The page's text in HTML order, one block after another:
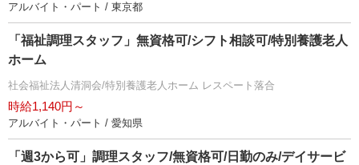
アルバイト・パート / 東京都
「福祉調理スタッフ」無資格可/シフト相談可/特別養護老人
ホーム
社会福祉法人清洞会/特別養護老人ホーム レスペート落合
時給1,140円～
アルバイト・パート / 愛知県
「週3から可」調理スタッフ/無資格可/日勤のみ/デイサービ